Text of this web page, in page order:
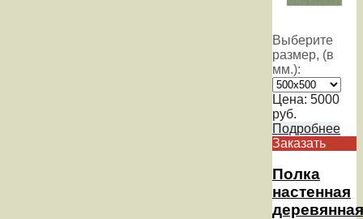
Выберите
размер, (в
мм.):
Цена: 5000
руб.
Подробнее
Заказать
Полка
настенная
деревянная